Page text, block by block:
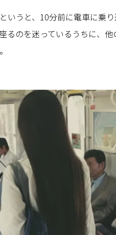
いうと、10分前に電車に乗
るのを迷っているうちに、